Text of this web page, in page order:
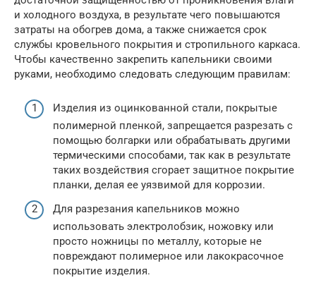
и холодного воздуха, в результате чего повышаются
затраты на обогрев дома, а также снижается срок
службы кровельного покрытия и стропильного каркаса.
Чтобы качественно закрепить капельники своими
руками, необходимо следовать следующим правилам:
Изделия из оцинкованной стали, покрытые
полимерной пленкой, запрещается разрезать с
помощью болгарки или обрабатывать другими
термическими способами, так как в результате
таких воздействия сгорает защитное покрытие
планки, делая ее уязвимой для коррозии.
Для разрезания капельников можно
использовать электролобзик, ножовку или
просто ножницы по металлу, которые не
повреждают полимерное или лакокрасочное
покрытие изделия.